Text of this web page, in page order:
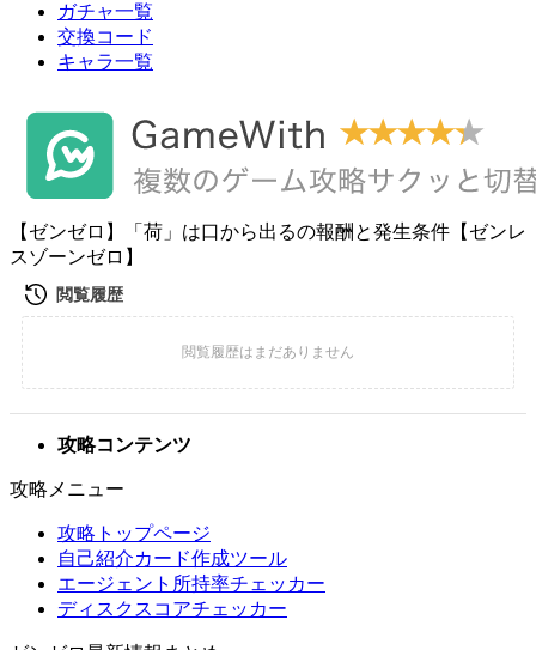
ガチャ一覧
交換コード
キャラ一覧
【ゼンゼロ】「荷」は口から出るの報酬と発生条件【ゼンレ
スゾーンゼロ】
攻略コンテンツ
攻略メニュー
攻略トップページ
自己紹介カード作成ツール
エージェント所持率チェッカー
ディスクスコアチェッカー